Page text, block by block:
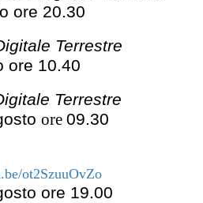
ore 20.30
Terrestre
ore 10.40
Terrestre
ore 09.30
ot2SzuuOvZo
ore 19.00